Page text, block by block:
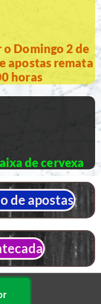
Domingo 2 de
apostas remata
horas
de cervexa
de apostas